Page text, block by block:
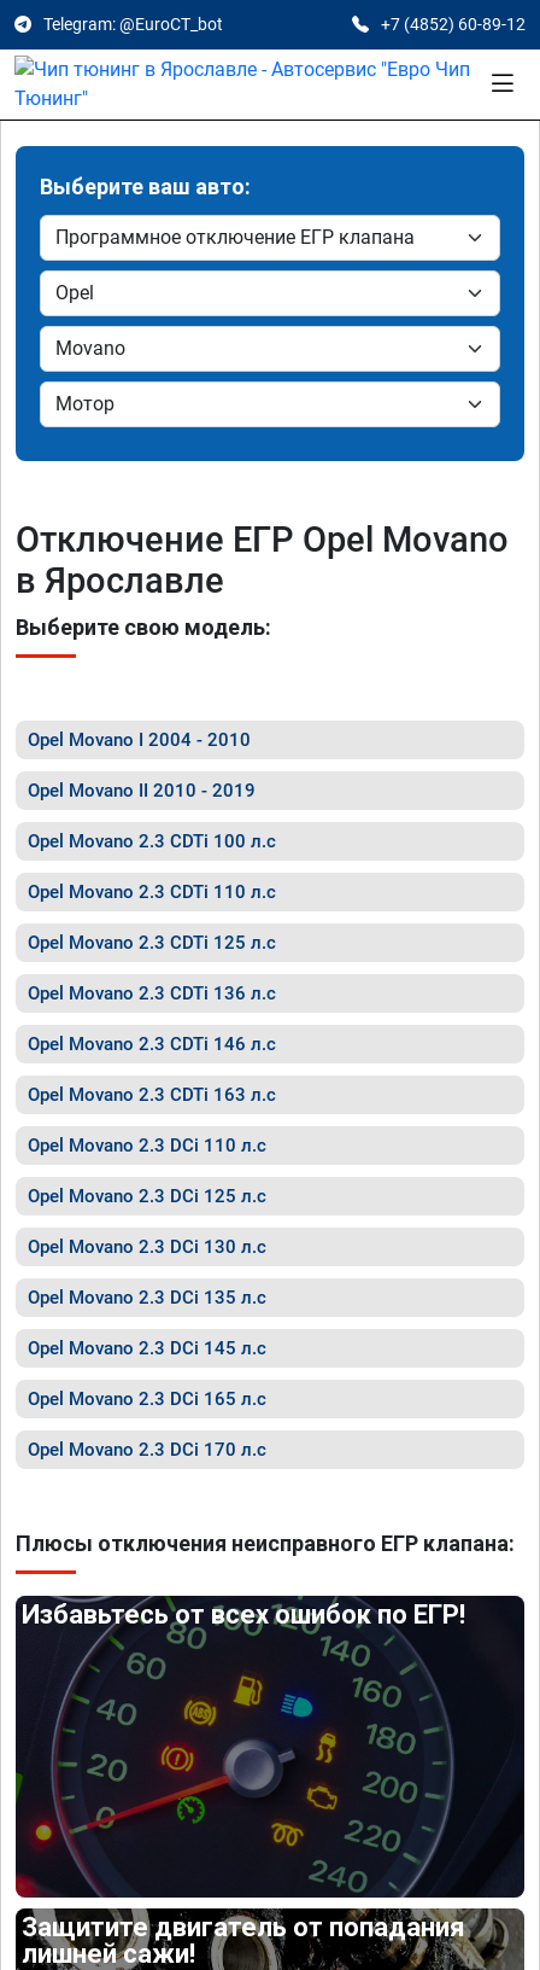
Telegram: @EuroCT_bot +7 (4852) 60-89-12
Выберите ваш авто:
Отключение ЕГР Opel Movano
в Ярославле
Выберите свою модель:
Opel Movano I 2004 - 2010
Opel Movano II 2010 - 2019
Opel Movano 2.3 CDTi 100 л.с
Opel Movano 2.3 CDTi 110 л.с
Opel Movano 2.3 CDTi 125 л.с
Opel Movano 2.3 CDTi 136 л.с
Opel Movano 2.3 CDTi 146 л.с
Opel Movano 2.3 CDTi 163 л.с
Opel Movano 2.3 DCi 110 л.с
Opel Movano 2.3 DCi 125 л.с
Opel Movano 2.3 DCi 130 л.с
Opel Movano 2.3 DCi 135 л.с
Opel Movano 2.3 DCi 145 л.с
Opel Movano 2.3 DCi 165 л.с
Opel Movano 2.3 DCi 170 л.с
Плюсы отключения неисправного ЕГР клапана:
Избавьтесь от всех ошибок по ЕГР!
Защитите двигатель от попадания
лишней сажи!